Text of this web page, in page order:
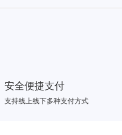
安全便捷支付
支持线上线下多种支付方式